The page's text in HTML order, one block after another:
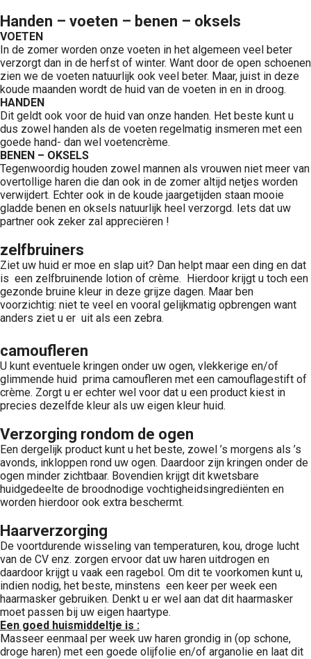
Handen – voeten – benen – oksels
VOETEN
In de zomer worden onze voeten in het algemeen veel beter
verzorgt dan in de herfst of winter. Want door de open schoenen
zien we de voeten natuurlijk ook veel beter. Maar, juist in deze
koude maanden wordt de huid van de voeten in en in droog.
HANDEN
Dit geldt ook voor de huid van onze handen. Het beste kunt u
dus zowel handen als de voeten regelmatig insmeren met een
goede hand- dan wel voetencrème.
BENEN – OKSELS
Tegenwoordig houden zowel mannen als vrouwen niet meer van
overtollige haren die dan ook in de zomer altijd netjes worden
verwijdert. Echter ook in de koude jaargetijden staan mooie
gladde benen en oksels natuurlijk heel verzorgd. Iets dat uw
partner ook zeker zal appreciëren !
zelfbruiners
Ziet uw huid er moe en slap uit? Dan helpt maar een ding en dat
is een zelfbruinende lotion of crème. Hierdoor krijgt u toch een
gezonde bruine kleur in deze grijze dagen. Maar ben
voorzichtig: niet te veel en vooral gelijkmatig opbrengen want
anders ziet u er uit als een zebra.
camoufleren
U kunt eventuele kringen onder uw ogen, vlekkerige en/of
glimmende huid prima camoufleren met een camouflagestift of
crème. Zorgt u er echter wel voor dat u een product kiest in
precies dezelfde kleur als uw eigen kleur huid.
Verzorging rondom de ogen
Een dergelijk product kunt u het beste, zowel ’s morgens als ’s
avonds, inkloppen rond uw ogen. Daardoor zijn kringen onder de
ogen minder zichtbaar. Bovendien krijgt dit kwetsbare
huidgedeelte de broodnodige vochtigheidsingrediënten en
worden hierdoor ook extra beschermt.
Haarverzorging
De voortdurende wisseling van temperaturen, kou, droge lucht
van de CV enz. zorgen ervoor dat uw haren uitdrogen en
daardoor krijgt u vaak een ragebol. Om dit te voorkomen kunt u,
indien nodig, het beste, minstens een keer per week een
haarmasker gebruiken. Denkt u er wel aan dat dit haarmasker
moet passen bij uw eigen haartype.
Een goed huismiddeltje is :
Masseer eenmaal per week uw haren grondig in (op schone,
droge haren) met een goede olijfolie en/of arganolie en laat dit